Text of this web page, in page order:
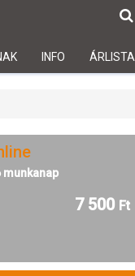
INFO ÁRLISTA
munkanap
7 500 Ft